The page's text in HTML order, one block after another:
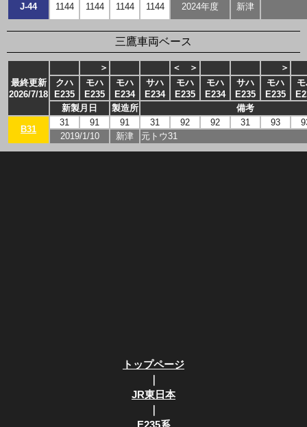
J-44 1144 1144 1144 1144 2024年度 新津
三鷹車両ベース
最終更新
2026/7/18
＞ ＜ ＞
＞
クハ
E235
モハ
E235
モハ
E234
サハ
E234
モハ
E235
モハ
E234
サハ
E235
モハ
E235
新製月日
製造所 備考
B31
31 91 91 31 92 92 31 93
2019/1/10
新津 元トウ31
トップページ
｜
JR東日本
｜
E235系